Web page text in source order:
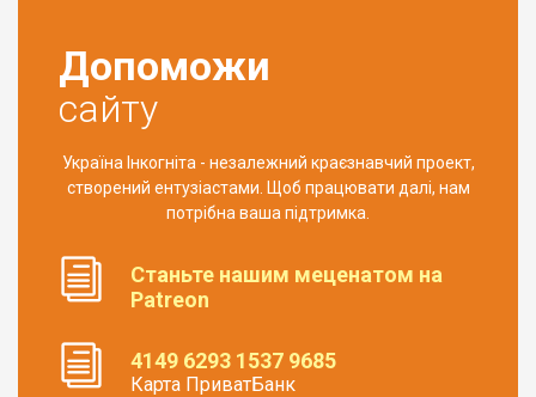
Допоможи
сайту
Україна Інкогніта - незалежний краєзнавчий проект,
створений ентузіастами. Щоб працювати далі, нам
потрібна ваша підтримка.
Станьте нашим меценатом на
Patreon
4149 6293 1537 9685
Карта ПриватБанк